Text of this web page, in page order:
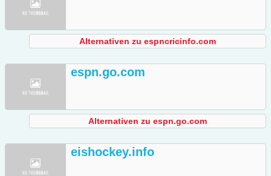
Alternativen zu espncricinfo.com
espn.go.com
Alternativen zu espn.go.com
eishockey.info